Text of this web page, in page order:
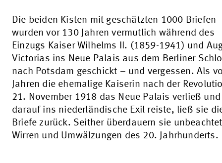
Die beiden Kisten mit geschätzten 1000 Briefen
wurden vor 130 Jahren vermutlich während des
Einzugs Kaiser Wilhelms II. (1859-1941) und
Victorias ins Neue Palais aus dem Berliner
nach Potsdam geschickt – und vergessen. Als
Jahren die ehemalige Kaiserin nach der
21. November 1918 das Neue Palais verließ
darauf ins niederländische Exil reiste, ließ sie
Briefe zurück. Seither überdauern sie
Wirren und Umwälzungen des 20. Jahrhunderts.